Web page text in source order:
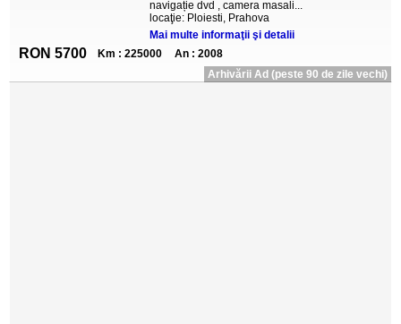
navigație dvd , camera masali...
locaţie: Ploiesti, Prahova
Mai multe informaţii şi detalii
RON 5700 Km : 225000
An : 2008
Arhivării Ad (peste 90 de zile vechi)